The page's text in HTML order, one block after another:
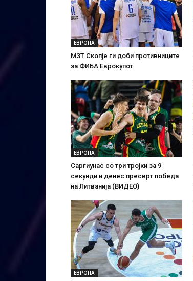
ЕВРОПА
МЗТ Скопје ги доби противниците
за ФИБА Еврокупот
ЕВРОПА
Саргиунас со три тројки за 9
секунди и денес пресврт победа
на Литванија (ВИДЕО)
ЕВРОПА